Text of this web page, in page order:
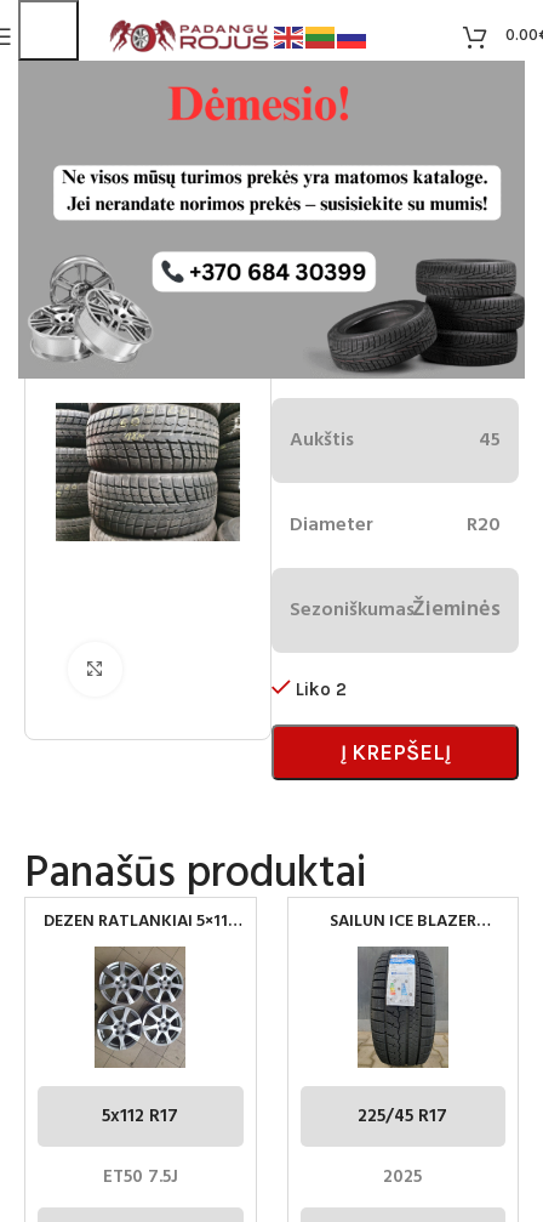
0.00
Leao 285/45R20 naudotos padangos
60.00€ Liko 2
Plotis 285
Aukštis 45
Diameter R20
SezoniškumasŽieminės
Liko 2
Į KREPŠELĮ
Panašūs produktai
DEZEN RATLANKIAI 5×112
R17
5x112 R17
ET50 7.5J
SAILUN ICE BLAZER
ARCTIC 225/45 R17 91H XL
225/45 R17
2025